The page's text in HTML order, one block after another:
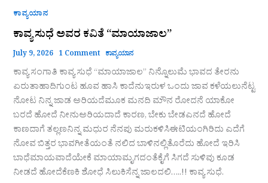
ಕಾವ್ಯಯಾನ
ಕಾವ್ಯ ಸುಧೆ ಅವರ ಕವಿತೆ “ಮಾಯಾಜಾಲ”
July 9, 2026 1 Comment ಕಾವ್ಯಯಾನ
ಕಾವ್ಯ ಸಂಗಾತಿ ಕಾವ್ಯ ಸುಧೆ “ಮಾಯಾಜಾಲ” ನಿನ್ನೊಲುಮೆ ಭಾವದ ತೇರನು
ಏರುತಾಹಾದಿಗುಂಟ ಹೂವ ಹಾಸಿ ಕಾದೆನುಇರುಳ ಒಂದು ಜಾವ ಕಳೆಯಲುನೆಟ್ಟ
ನೋಟ ನಿನ್ನ ಜಾಡ ಅರಿಯದೆಮೂಕ ಮನದಿ ಮೌನ ರೋದನೆ ಯಾಕೋ
ಬರದೆ ಹೋದೆ ನೀನುಅರಿಯದಾದೆ ಕಾರಣ, ಬೇಕು ಬೇಡಎನದೆ ಹೋದೆ
ಕಾಣದಾಗೆ ತಲ್ಲಣನಿನ್ನ ಮಧುರ ನೆನಪು ಮರುಕಳಿಸಿಈಟಿಯಂಗಿರಿದು ಎದೆಗೆ
ನೋವ ಬಿತ್ತರ ಭಾವಗೀತೆಯಂತೆ ನಲಿದ ಬಾಳಿನಲ್ಲಿತೊರೆದು ಹೋದೆ ಇರಿಸಿ
ಬಾಧೆಮಾಯವಾದೆಯೇಕೆ ಮಾಯಾಮೃಗದಂತೆಕೈಗೆ ಸಿಗದೆ ಸುಳಿವು ಕೂಡ
ನೀಡದೆ ಹೋದೆಕೆಣಕಿ ಶೋಧೆ ಸಿಲುಕಿಸೆನ್ನ ಜಾಲದಲಿ…..!! ಕಾವ್ಯ ಸುಧೆ.